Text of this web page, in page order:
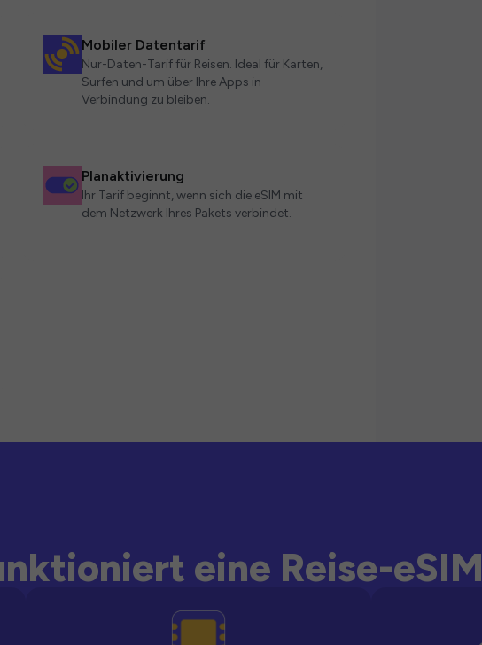
Mobiler Datentarif
Nur-Daten-Tarif für Reisen. Ideal für Karten,
Surfen und um über Ihre Apps in
Verbindung zu bleiben.
Planaktivierung
Ihr Tarif beginnt, wenn sich die eSIM mit
dem Netzwerk Ihres Pakets verbindet.
eine Reise-eSIM